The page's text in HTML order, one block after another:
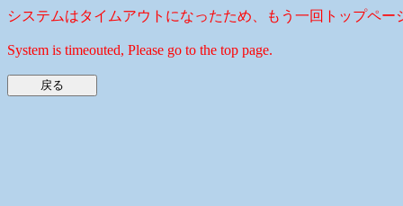
システムはタイムアウトになったため、もう一回トップペー
System is timeouted, Please go to the top page.